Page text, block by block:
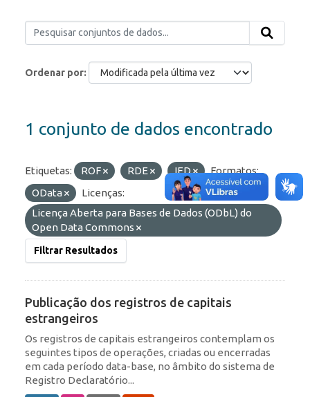
Ordenar por
1 conjunto de dados encontrado
Etiquetas: ROF RDE IED
Formatos:
OData
Licenças:
Licença Aberta para Bases de Dados (ODbL) do
Open Data Commons
Filtrar Resultados
Publicação dos registros de capitais
estrangeiros
Os registros de capitais estrangeiros contemplam os
seguintes tipos de operações, criadas ou encerradas
em cada período data-base, no âmbito do sistema de
Registro Declaratório...